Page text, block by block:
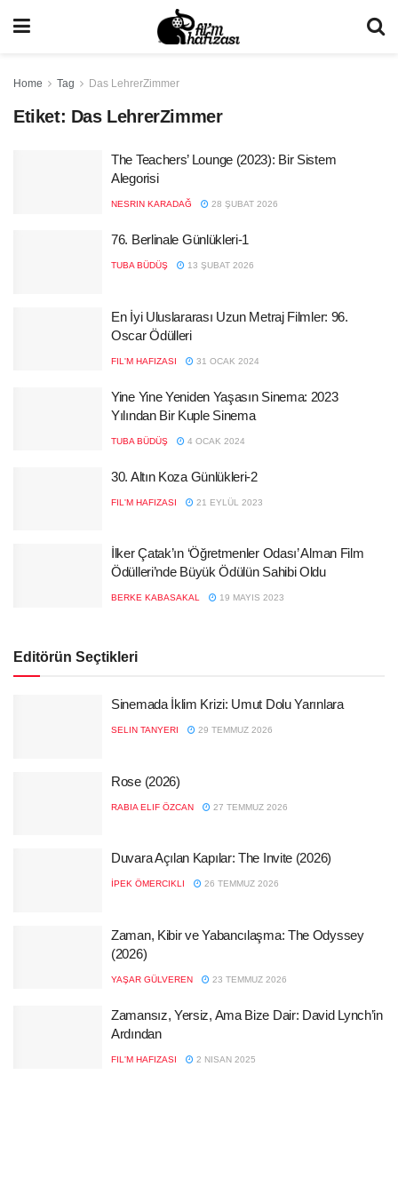
Home Tag Das LehrerZimmer
Etiket: Das LehrerZimmer
The Teachers’ Lounge (2023): Bir Sistem
Alegorisi
NESRIN KARADAĞ 28 ŞUBAT 2026
76. Berlinale Günlükleri-1
TUBA BÜDÜŞ 13 ŞUBAT 2026
En İyi Uluslararası Uzun Metraj Filmler: 96.
Oscar Ödülleri
FIL'M HAFIZASI 31 OCAK 2024
Yine Yine Yeniden Yaşasın Sinema: 2023
Yılından Bir Kuple Sinema
TUBA BÜDÜŞ 4 OCAK 2024
30. Altın Koza Günlükleri-2
FIL'M HAFIZASI 21 EYLÜL 2023
İlker Çatak’ın ‘Öğretmenler Odası’ Alman Film
Ödülleri’nde Büyük Ödülün Sahibi Oldu
BERKE KABASAKAL 19 MAYIS 2023
Editörün Seçtikleri
Sinemada İklim Krizi: Umut Dolu Yarınlara
SELIN TANYERI 29 TEMMUZ 2026
Rose (2026)
RABIA ELIF ÖZCAN 27 TEMMUZ 2026
Duvara Açılan Kapılar: The Invite (2026)
İPEK ÖMERCIKLI 26 TEMMUZ 2026
Zaman, Kibir ve Yabancılaşma: The Odyssey
(2026)
YAŞAR GÜLVEREN 23 TEMMUZ 2026
Zamansız, Yersiz, Ama Bize Dair: David Lynch’in
Ardından
FIL'M HAFIZASI 2 NISAN 2025